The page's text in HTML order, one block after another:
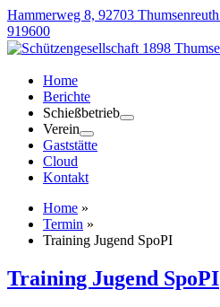
Hammerweg 8, 92703 Thumsenreuth
919600
Home
Berichte
Schießbetrieb
Verein
Gaststätte
Cloud
Kontakt
Home »
Termin »
Training Jugend SpoPI
Training Jugend SpoPI